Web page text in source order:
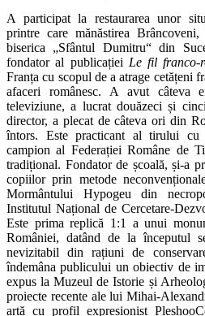
A participat la restaurarea unor
printre care mănăstirea
biserica „Sfântul Dumitru“ din
fondator al publicației Le fil franco-
Franța cu scopul de a atrage cetățeni
afaceri românesc. A avut
televiziune, a lucrat douăzeci și
director, a plecat de câteva ori din
întors. Este practicant al tirului
campion al Federației Române de
tradițional. Fondator de școală, și-a
copiilor prin metode
Mormântului Hypogeu din
Institutul Național de Cercetare-
Este prima replică 1:1 a unui
României, datând de la începutul
nevizitabil din rațiuni de
îndemâna publicului un obiectiv de
expus la Muzeul de Istorie și
proiecte recente ale lui Mihai-
artă cu profil expresionist